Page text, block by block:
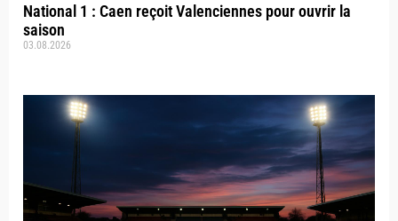
National 1 : Caen reçoit Valenciennes pour ouvrir la
saison
03.08.2026